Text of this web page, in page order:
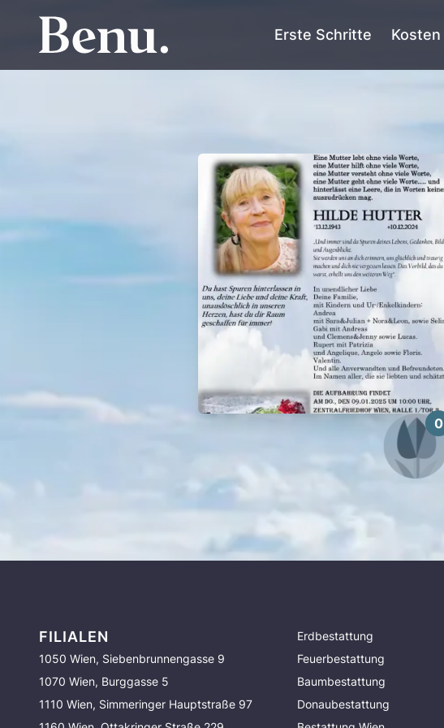
Erste Schritte Kosten
0
FILIALEN
1050 Wien, Siebenbrunnengasse 9
1070 Wien, Burggasse 5
1110 Wien, Simmeringer Hauptstraße 97
Erdbestattung
Feuerbestattung
Baumbestattung
Donaubestattung